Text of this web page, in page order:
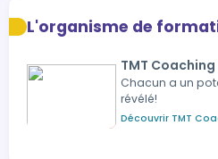
L'organisme de
TMT
Chacun a un
révélé!
Découvrir TMT